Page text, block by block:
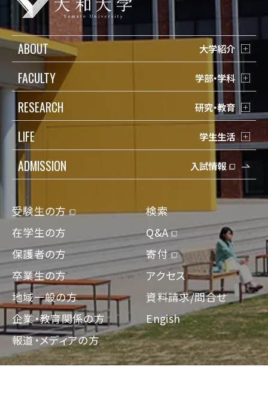
ABOUT 大学紹介
FACULTY 学部・学科
RESEARCH 研究・教育
LIFE 学生生活
ADMISSION 入試情報
受験生の方
在学生の方
保護者の方
卒業生の方
地域一般の方
企業・教育関係の方
報道・メディアの方
検索
Q&A
寄付
アクセス
資料請求/問合せ
Engish